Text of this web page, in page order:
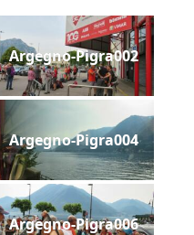
Argegno-Pigra002
Argegno-Pigra004
Argegno-Pigra006